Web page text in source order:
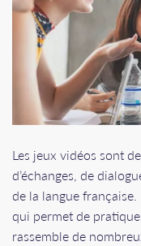
Les jeux vidéos sont
d’échanges, de
de la langue
qui permet de
rassemble de